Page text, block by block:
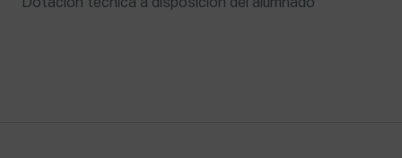
Dotación técnica a disposición del alumnado